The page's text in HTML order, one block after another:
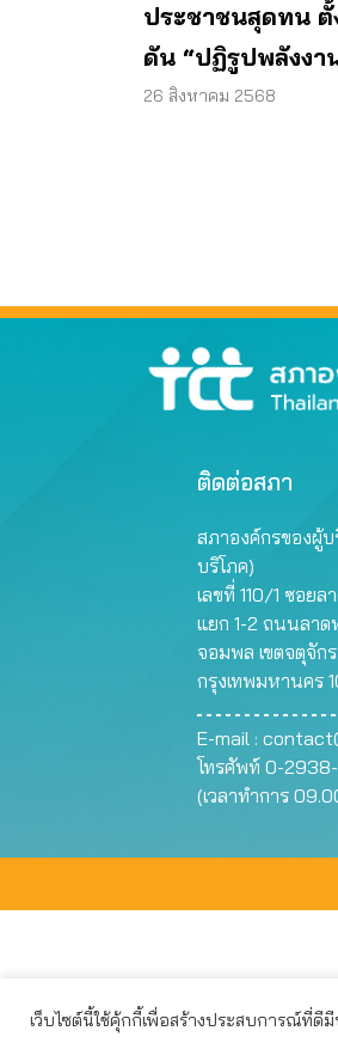
ประชาชนสุดทน ตั้
ดัน “ปฏิรูปพลังงา
26 สิงหาคม 2568
ติดต่อสภา
สภาองค์กรของผู้
บริโภค)
เลขที่ 110/1 ซอยล
แยก 1-2 ถนนลาด
จอมพล เขตจตุจักร
กรุงเทพมหานคร
E-mail :
โทรศัพท์ 0-
(เวลาทำการ
เว็บไซต์นี้ใช้คุ้กกี้เพื่อสร้างประสบการณ์ที่ดี
เว็บไซต์นี้ใช้คุกกี้เพื่อมอบประสบ